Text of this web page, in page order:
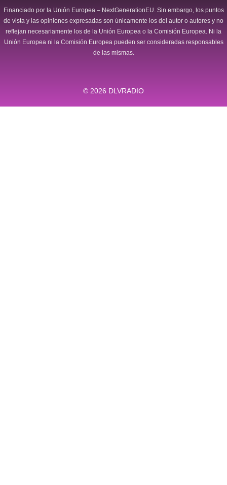
Financiado por la Unión Europea – NextGenerationEU. Sin embargo, los puntos
de vista y las opiniones expresadas son únicamente los del autor o autores y no
reflejan necesariamente los de la Unión Europea o la Comisión Europea. Ni la
Unión Europea ni la Comisión Europea pueden ser consideradas responsables
de las mismas.
© 2026 DLVRADIO